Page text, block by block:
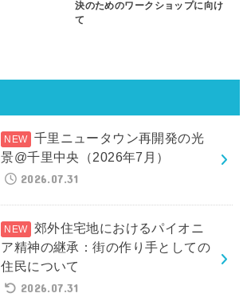
決のためのワークショップに向け
て
千里ニュータウン再開発の光
景@千里中央（2026年7月）
2026.07.31
郊外住宅地におけるパイオニ
ア精神の継承：街の作り手としての
住民について
2026.07.31